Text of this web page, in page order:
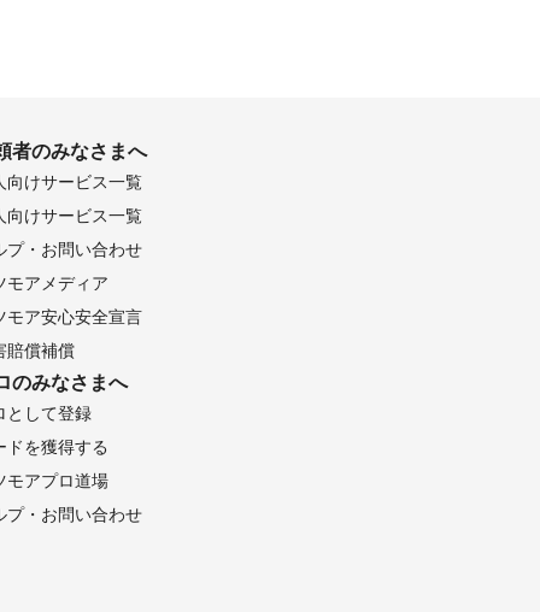
者のみなさまへ
向けサービス一覧
向けサービス一覧
プ・お問い合わせ
モアメディア
モア安心安全宣言
賠償補償
のみなさまへ
として登録
ドを獲得する
モアプロ道場
プ・お問い合わせ